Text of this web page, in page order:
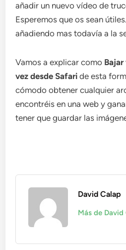
añadir un nuevo vídeo de
Esperemos que os sean
añadiendo mas todavía a la
Vamos a explicar como Bajar
vez desde Safari de esta
cómodo obtener cualquier
encontréis en una web y
tener que guardar las
David Calap
Más de David